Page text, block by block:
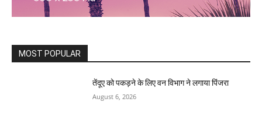
MOST POPULAR
तेंदूए को पकड़ने के लिए वन विभाग ने लगाया पिंजरा
August 6, 2026